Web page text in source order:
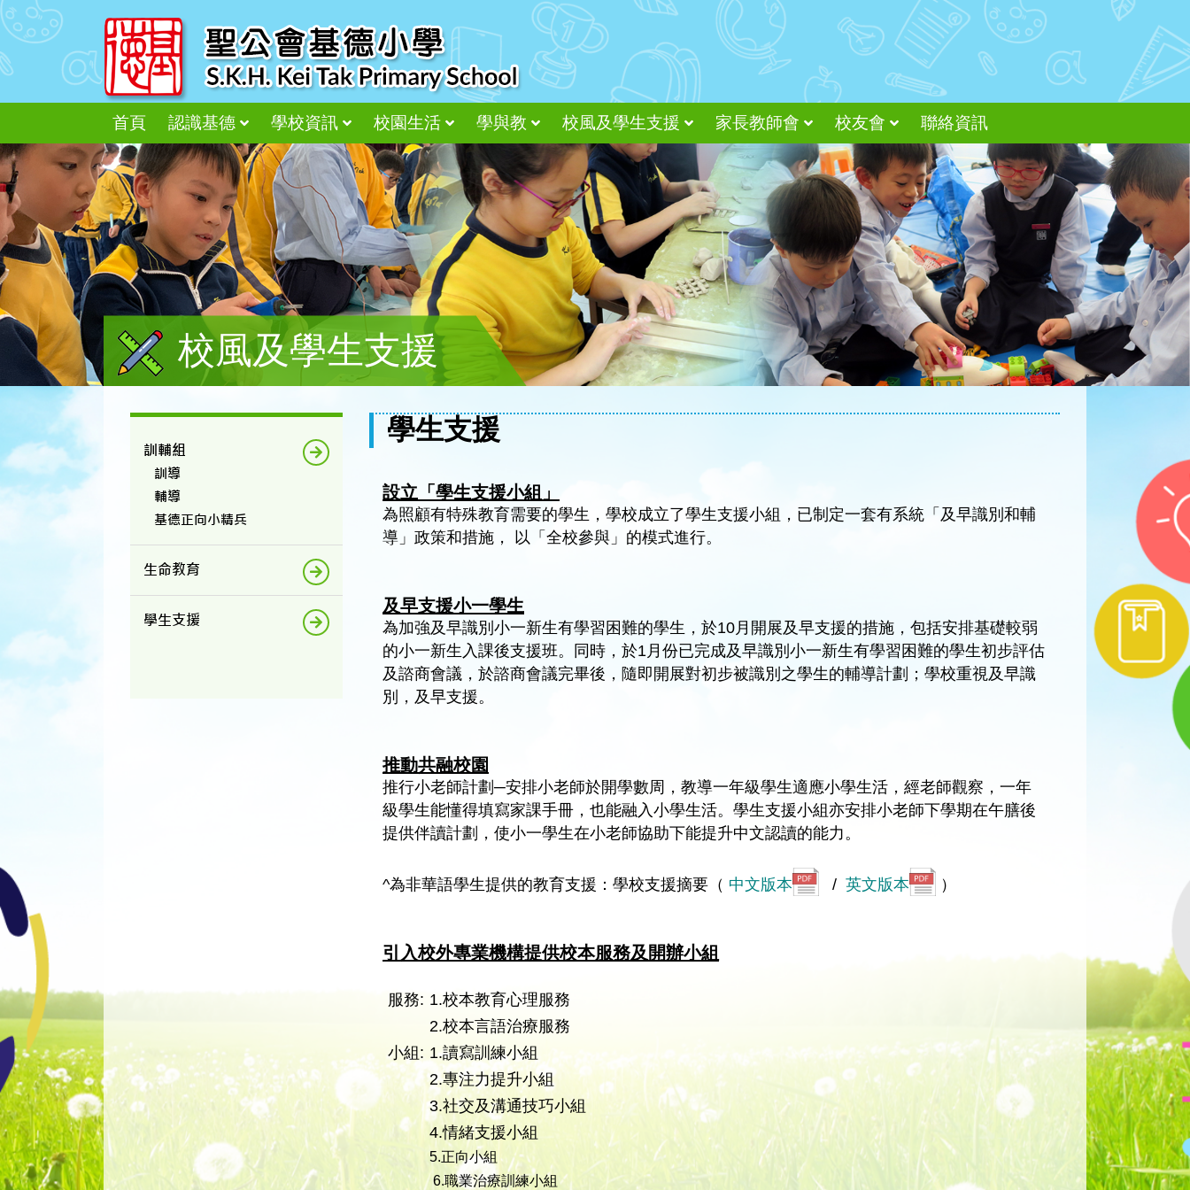
首頁 認識基德 學校資訊 校園生活 學與教 校風及學生支援 家長教師會 校友會 聯絡資訊
校風及學生支援
訓輔組
訓導
輔導
基德正向小精兵
生命教育
學生支援
學生支援
設立「學生支援小組」
為照顧有特殊教育需要的學生，學校成立了學生支援小組，已制定一套有系統「及早識別和輔
導」政策和措施， 以「全校參與」的模式進行。
及早支援小一學生
為加強及早識別小一新生有學習困難的學生，於10月開展及早支援的措施，包括安排基礎較弱
的小一新生入課後支援班。同時，於1月份已完成及早識別小一新生有學習困難的學生初步評估
及諮商會議，於諮商會議完畢後，隨即開展對初步被識別之學生的輔導計劃；學校重視及早識
別，及早支援。
推動共融校園
推行小老師計劃─安排小老師於開學數周，教導一年級學生適應小學生活，經老師觀察，一年
級學生能懂得填寫家課手冊，也能融入小學生活。學生支援小組亦安排小老師下學期在午膳後
提供伴讀計劃，使小一學生在小老師協助下能提升中文認讀的能力。
^為非華語學生提供的教育支援：學校支援摘要（ 中文版本 / 英文版本 ）
引入校外專業機構提供校本服務及開辦小組
服務: 1.校本教育心理服務
2.校本言語治療服務
小組: 1.讀寫訓練小組
2.專注力提升小組
3.社交及溝通技巧小組
4.情緒支援小組
5.正向小組
6.職業治療訓練小組